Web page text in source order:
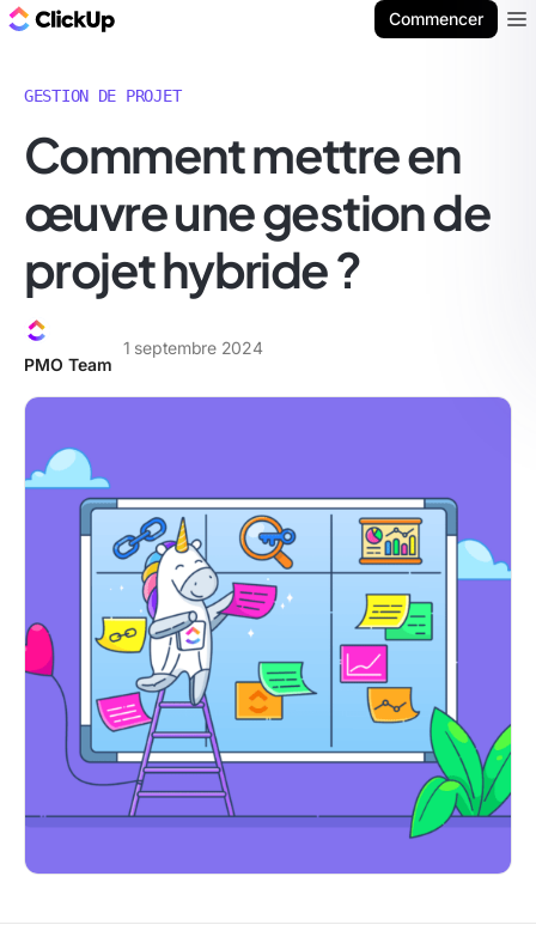
Commencer
GESTION DE PROJET
Comment mettre en
œuvre une gestion de
projet hybride ?
PMO Team
1 septembre 2024